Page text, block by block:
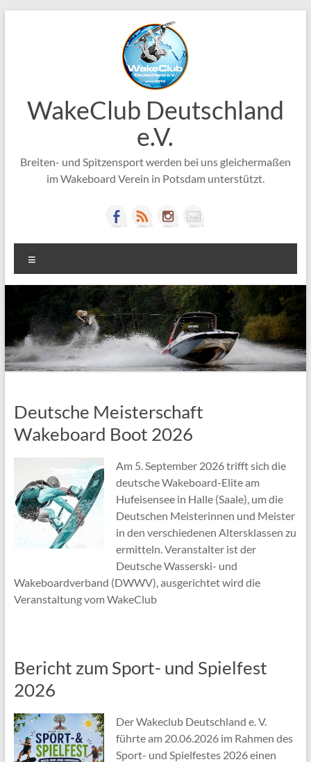
WakeClub Deutschland
e.V.
Breiten- und Spitzensport werden bei uns gleichermaßen
im Wakeboard Verein in Potsdam unterstützt.
Deutsche Meisterschaft
Wakeboard Boot 2026
Am 5. September 2026 trifft sich die
deutsche Wakeboard-Elite am
Hufeisensee in Halle (Saale), um die
Deutschen Meisterinnen und Meister
in den verschiedenen Altersklassen zu
ermitteln. Veranstalter ist der
Deutsche Wasserski- und
Wakeboardverband (DWWV), ausgerichtet wird die
Veranstaltung vom WakeClub
Bericht zum Sport- und Spielfest
2026
Der Wakeclub Deutschland e. V.
führte am 20.06.2026 im Rahmen des
Sport- und Spielfestes 2026 einen